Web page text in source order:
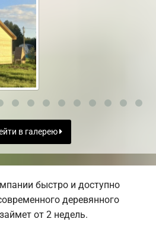
в галерею
быстро и доступно
деревянного
от 2 недель.